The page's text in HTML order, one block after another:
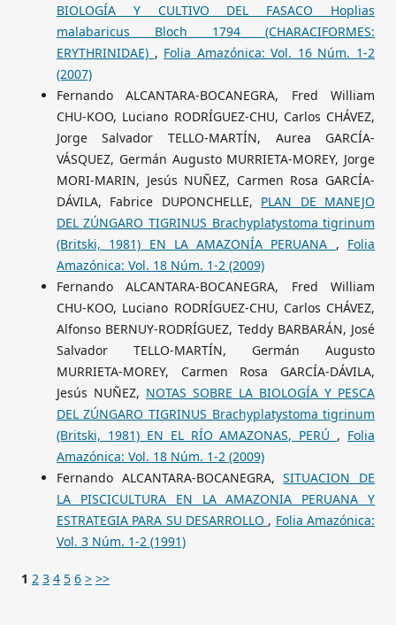
BIOLOGÍA Y CULTIVO DEL FASACO Hoplias
malabaricus Bloch 1794 (CHARACIFORMES:
ERYTHRINIDAE) , Folia Amazónica: Vol. 16 Núm. 1-2
(2007)
Fernando ALCANTARA-BOCANEGRA, Fred William
CHU-KOO, Luciano RODRÍGUEZ-CHU, Carlos CHÁVEZ,
Jorge Salvador TELLO-MARTÍN, Aurea GARCÍA-
VÁSQUEZ, Germán Augusto MURRIETA-MOREY, Jorge
MORI-MARIN, Jesús NUÑEZ, Carmen Rosa GARCÍA-
DÁVILA, Fabrice DUPONCHELLE, PLAN DE MANEJO
DEL ZÚNGARO TIGRINUS Brachyplatystoma tigrinum
(Britski, 1981) EN LA AMAZONÍA PERUANA , Folia
Amazónica: Vol. 18 Núm. 1-2 (2009)
Fernando ALCANTARA-BOCANEGRA, Fred William
CHU-KOO, Luciano RODRÍGUEZ-CHU, Carlos CHÁVEZ,
Alfonso BERNUY-RODRÍGUEZ, Teddy BARBARÁN, José
Salvador TELLO-MARTÍN, Germán Augusto
MURRIETA-MOREY, Carmen Rosa GARCÍA-DÁVILA,
Jesús NUÑEZ, NOTAS SOBRE LA BIOLOGÍA Y PESCA
DEL ZÚNGARO TIGRINUS Brachyplatystoma tigrinum
(Britski, 1981) EN EL RÍO AMAZONAS, PERÚ , Folia
Amazónica: Vol. 18 Núm. 1-2 (2009)
Fernando ALCANTARA-BOCANEGRA,SITUACION DE
LA PISCICULTURA EN LA AMAZONIA PERUANA Y
ESTRATEGIA PARA SU DESARROLLO , Folia Amazónica:
Vol. 3 Núm. 1-2 (1991)
1 2 3 4 5 6 > >>